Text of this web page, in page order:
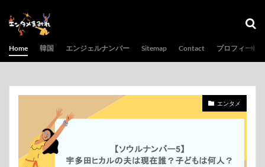
Home 韓国 エンジェルナンバー Sitemap Contact プロフィール
エンタメ